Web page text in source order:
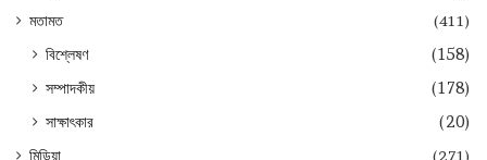
মতামত
(411)
বিশ্লেষণ
(158)
সম্পাদকীয়
(178)
সাক্ষাৎকার
(20)
মিডিয়া (271)